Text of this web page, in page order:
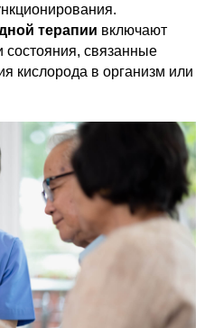
терапии включают
состояния, связанные
кислорода в организм или